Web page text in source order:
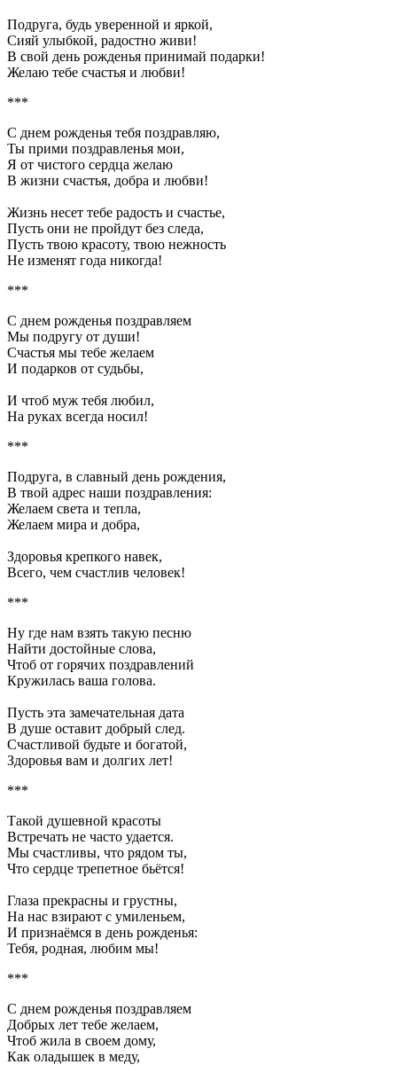
Подруга, будь уверенной и яркой,
Сияй улыбкой, радостно живи!
В свой день рожденья принимай подарки!
Желаю тебе счастья и любви!
***
С днем рожденья тебя поздравляю,
Ты прими поздравленья мои,
Я от чистого сердца желаю
В жизни счастья, добра и любви!
Жизнь несет тебе радость и счастье,
Пусть они не пройдут без следа,
Пусть твою красоту, твою нежность
Не изменят года никогда!
***
С днем рожденья поздравляем
Мы подругу от души!
Счастья мы тебе желаем
И подарков от судьбы,
И чтоб муж тебя любил,
На руках всегда носил!
***
Подруга, в славный день рождения,
В твой адрес наши поздравления:
Желаем света и тепла,
Желаем мира и добра,
Здоровья крепкого навек,
Всего, чем счастлив человек!
***
Ну где нам взять такую песню
Найти достойные слова,
Чтоб от горячих поздравлений
Кружилась ваша голова.
Пусть эта замечательная дата
В душе оставит добрый след.
Счастливой будьте и богатой,
Здоровья вам и долгих лет!
***
Такой душевной красоты
Встречать не часто удается.
Мы счастливы, что рядом ты,
Что сердце трепетное бьётся!
Глаза прекрасны и грустны,
На нас взирают с умиленьем,
И признаёмся в день рожденья:
Тебя, родная, любим мы!
***
С днем рожденья поздравляем
Добрых лет тебе желаем,
Чтоб жила в своем дому,
Как оладышек в меду,